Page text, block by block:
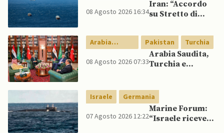
08 Agosto 2026 16:34
Iran: “Accordo
su Stretto di
ma non aprirà il
canale”
Arabia
Saudita
Pakistan Turchia
08 Agosto 2026 07:33
Arabia Saudita,
Turchia e
reciproca
Israele Germania
07 Agosto 2026 12:22
Marine Forum:
“Israele riceve